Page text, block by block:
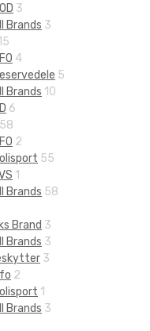
3
Brands 3
4
5
Brands 10
6
58
2
55
1
Brands 58
Brand 3
Brands 3
3
2
1
Brands 3